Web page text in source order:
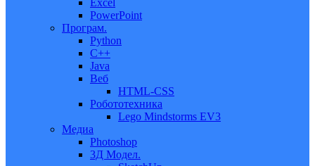
Excel
PowerPoint
Програм.
Python
C++
Java
Веб
HTML-CSS
Робототехника
Lego Mindstorms EV3
Медиа
Photoshop
3Д Модел.